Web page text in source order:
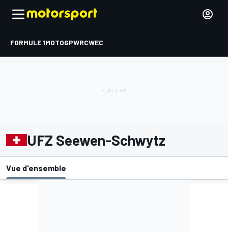
FORMULE 1MOTOGPWRCWEC
UFZ Seewen-Schwytz
Vue d'ensemble